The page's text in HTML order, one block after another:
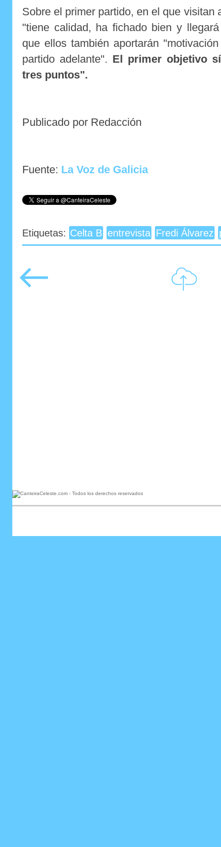
Sobre el primer partido, en el que visitan
"tiene calidad, ha fichado bien y
que ellos también aportarán
partido adelante". El primer objetivo
tres puntos".
Publicado por Redacción
Fuente: La Voz de Galicia
Etiquetas: Celta B entrevista Fredi Álvarez